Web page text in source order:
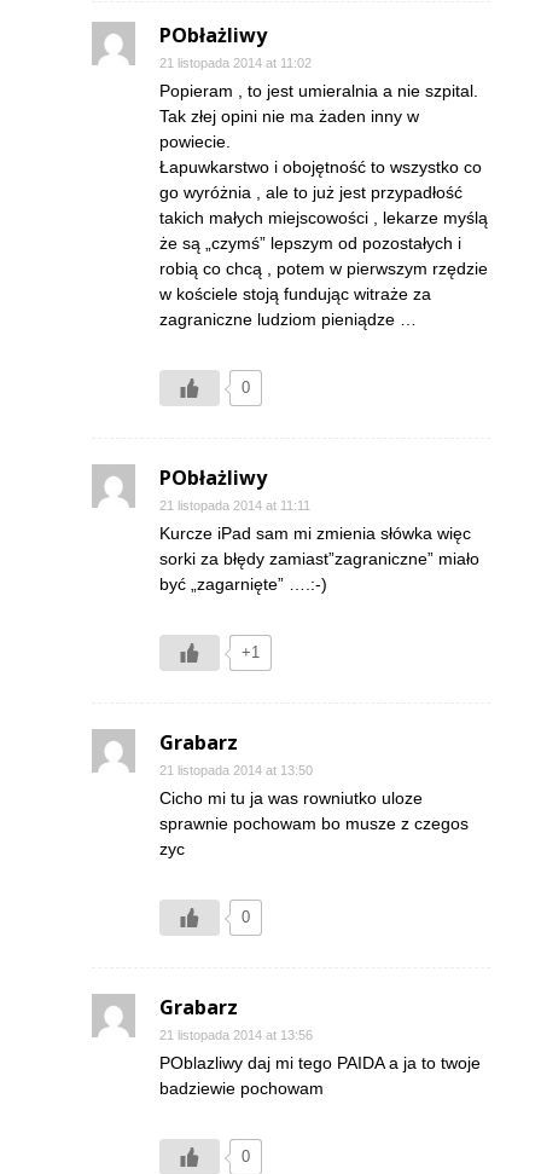
PObłażliwy
21 listopada 2014 at 11:02
Popieram , to jest umieralnia a nie szpital.
Tak złej opini nie ma żaden inny w
powiecie.
Łapuwkarstwo i obojętność to wszystko co
go wyróżnia , ale to już jest przypadłość
takich małych miejscowości , lekarze myślą
że są „czymś” lepszym od pozostałych i
robią co chcą , potem w pierwszym rzędzie
w kościele stoją fundując witraże za
zagraniczne ludziom pieniądze …
0
PObłażliwy
21 listopada 2014 at 11:11
Kurcze iPad sam mi zmienia słówka więc
sorki za błędy zamiast”zagraniczne” miało
być „zagarnięte” ….:-)
+1
Grabarz
21 listopada 2014 at 13:50
Cicho mi tu ja was rowniutko uloze
sprawnie pochowam bo musze z czegos
zyc
0
Grabarz
21 listopada 2014 at 13:56
POblazliwy daj mi tego PAIDA a ja to twoje
badziewie pochowam
0